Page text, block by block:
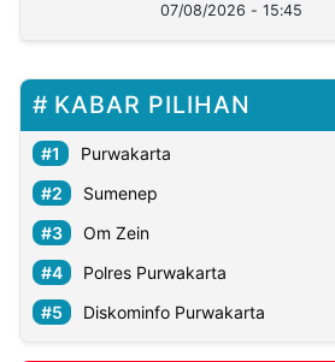
07/08/2026 - 15:45
KABAR PILIHAN
Purwakarta
Sumenep
Om Zein
Polres Purwakarta
Diskominfo Purwakarta